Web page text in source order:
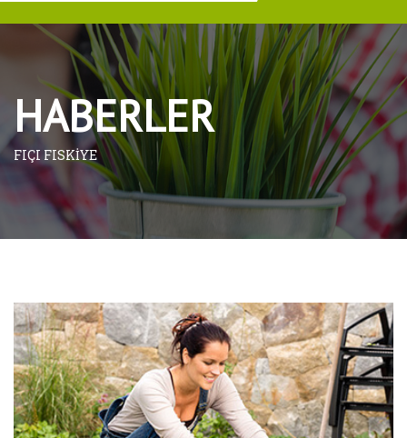
HABERLER
FIÇI FISKİYE